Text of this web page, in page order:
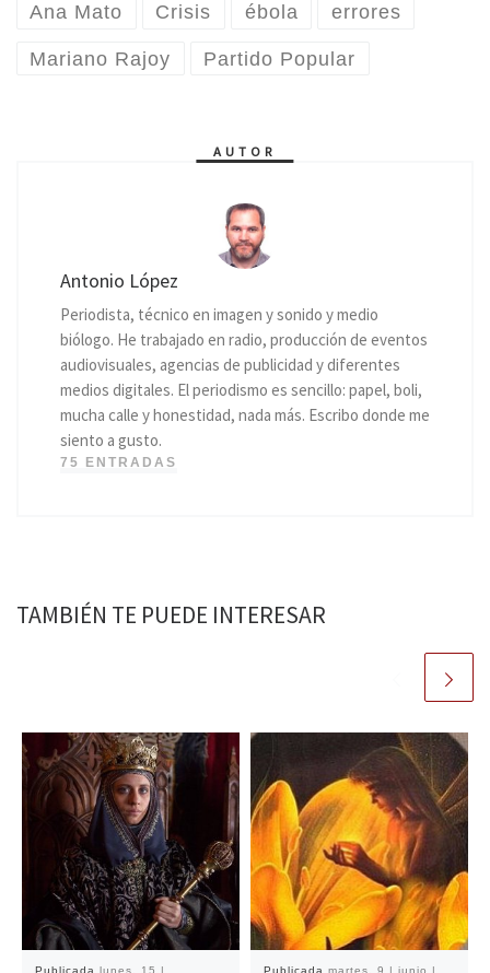
Ana Mato Crisis ébola errores
Mariano Rajoy Partido Popular
AUTOR
Antonio López
Periodista, técnico en imagen y sonido y medio
biólogo. He trabajado en radio, producción de eventos
audiovisuales, agencias de publicidad y diferentes
medios digitales. El periodismo es sencillo: papel, boli,
mucha calle y honestidad, nada más. Escribo donde me
siento a gusto.
75 ENTRADAS
TAMBIÉN TE PUEDE INTERESAR